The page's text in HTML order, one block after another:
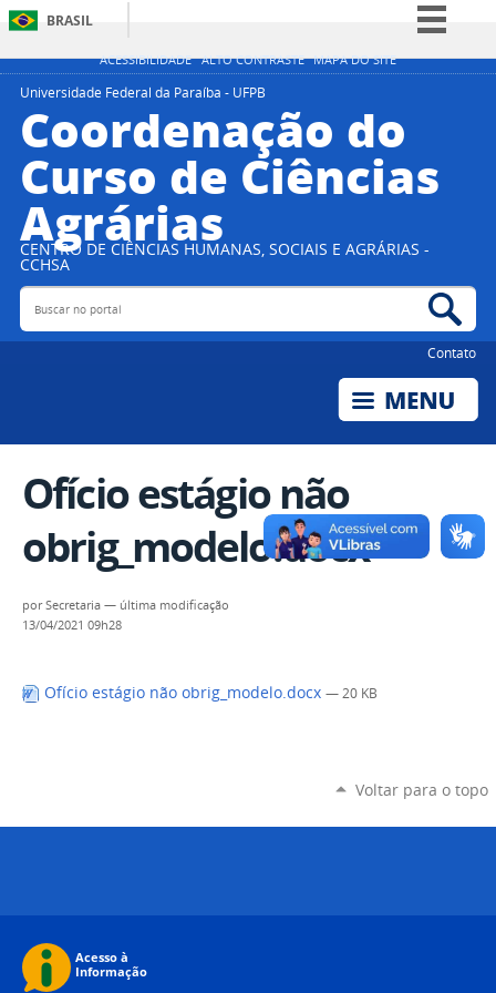
ACESSIBILIDADE ALTO CONTRASTE MAPA DO SITE
BRASIL
Simplifique!
Participe
Acesso à informação
Legislação
Universidade Federal da Paraíba - UFPB
Coordenação do
Curso de Ciências
Agrárias
CENTRO DE CIÊNCIAS HUMANAS, SOCIAIS E AGRÁRIAS -
CCHSA
Buscar no portal
Contato
Ofício estágio não
obrig_modelo.docx
porSecretaria — última modificação
13/04/2021 09h28
Ofício estágio não obrig_modelo.docx — 20 KB
Voltar para o topo